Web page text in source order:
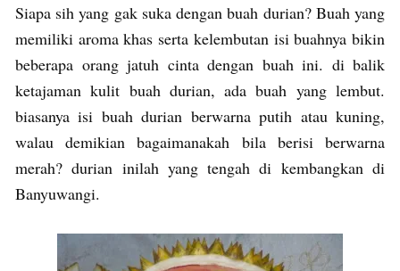
Siapa sih yang gak suka dengan buah durian? Buah yang
memiliki aroma khas serta kelembutan isi buahnya bikin
beberapa orang jatuh cinta dengan buah ini. di balik
ketajaman kulit buah durian, ada buah yang lembut.
biasanya isi buah durian berwarna putih atau kuning,
walau demikian bagaimanakah bila berisi berwarna
merah? durian inilah yang tengah di kembangkan di
Banyuwangi.